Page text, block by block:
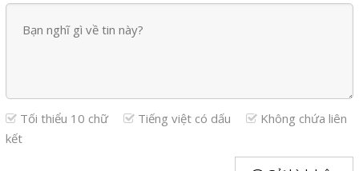
Tối thiểu 10 chữ Tiếng việt có dấu
Không chứa liên
kết